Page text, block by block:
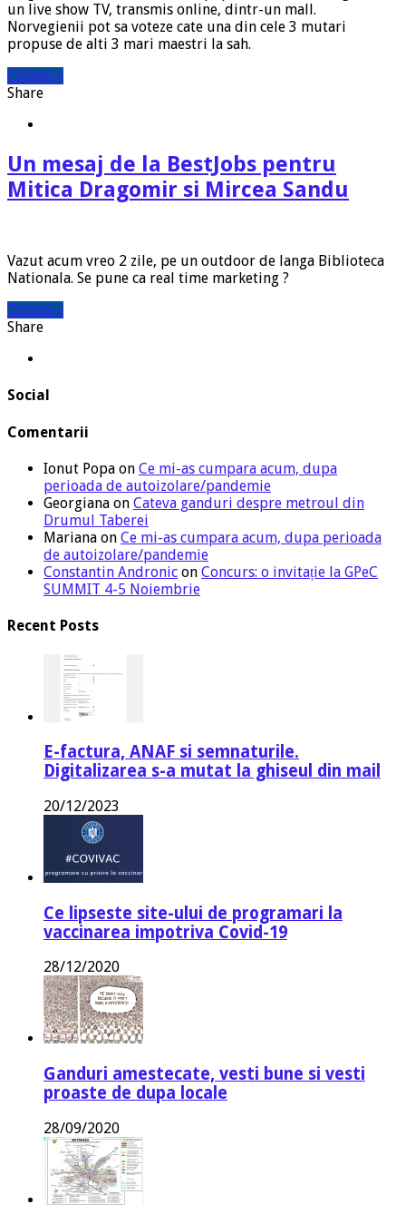
un live show TV, transmis online, dintr-un mall.
Norvegienii pot sa voteze cate una din cele 3 mutari
propuse de alti 3 mari maestri la sah.
Citeste »
Share
Un mesaj de la BestJobs pentru
Mitica Dragomir si Mircea Sandu
Vazut acum vreo 2 zile, pe un outdoor de langa Biblioteca
Nationala. Se pune ca real time marketing ?
Citeste »
Share
Social
Comentarii
Ionut Popa on Ce mi-as cumpara acum, dupa
perioada de autoizolare/pandemie
Georgiana on Cateva ganduri despre metroul din
Drumul Taberei
Mariana on Ce mi-as cumpara acum, dupa perioada
de autoizolare/pandemie
Constantin Andronic on Concurs: o invitație la GPeC
SUMMIT 4-5 Noiembrie
Recent Posts
E-factura, ANAF si semnaturile.
Digitalizarea s-a mutat la ghiseul din mail
20/12/2023
Ce lipseste site-ului de programari la
vaccinarea impotriva Covid-19
28/12/2020
Ganduri amestecate, vesti bune si vesti
proaste de dupa locale
28/09/2020